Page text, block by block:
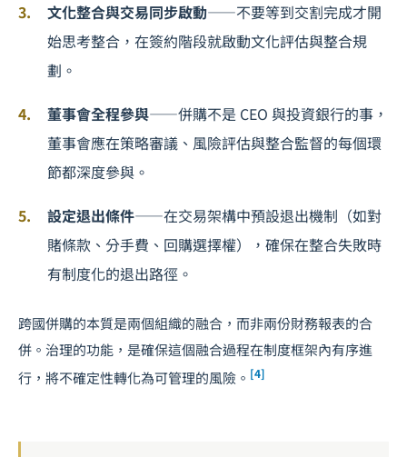
文化整合與交易同步啟動——不要等到交割完成才開
始思考整合，在簽約階段就啟動文化評估與整合規
劃。
董事會全程參與——併購不是 CEO 與投資銀行的事，
董事會應在策略審議、風險評估與整合監督的每個環
節都深度參與。
設定退出條件——在交易架構中預設退出機制（如對
賭條款、分手費、回購選擇權），確保在整合失敗時
有制度化的退出路徑。
跨國併購的本質是兩個組織的融合，而非兩份財務報表的合
併。治理的功能，是確保這個融合過程在制度框架內有序進
行，將不確定性轉化為可管理的風險。 [4]